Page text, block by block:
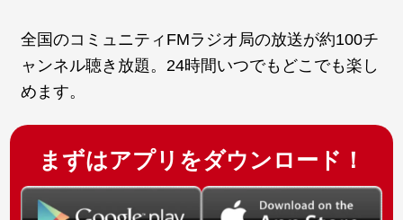
全国のコミュニティFMラジオ局の放送が約100チ
ャンネル聴き放題。24時間いつでもどこでも楽し
めます。
まずはアプリをダウンロード！